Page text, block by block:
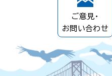
ご意見・
お問い合わせ